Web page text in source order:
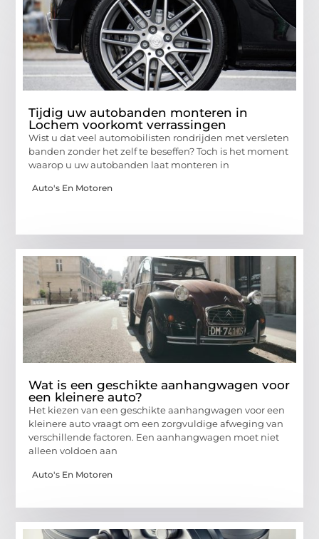
Tijdig uw autobanden monteren in
Lochem voorkomt verrassingen
Wist u dat veel automobilisten rondrijden met versleten
banden zonder het zelf te beseffen? Toch is het moment
waarop u uw autobanden laat monteren in
Auto's En Motoren
Wat is een geschikte aanhangwagen voor
een kleinere auto?
Het kiezen van een geschikte aanhangwagen voor een
kleinere auto vraagt om een zorgvuldige afweging van
verschillende factoren. Een aanhangwagen moet niet
alleen voldoen aan
Auto's En Motoren